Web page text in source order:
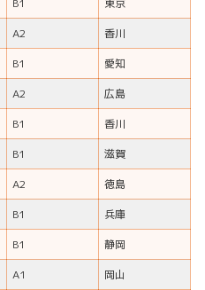
A2
香川
B1
愛知
A2
広島
B1
香川
B1
滋賀
A2
徳島
B1
兵庫
B1
静岡
A1
岡山